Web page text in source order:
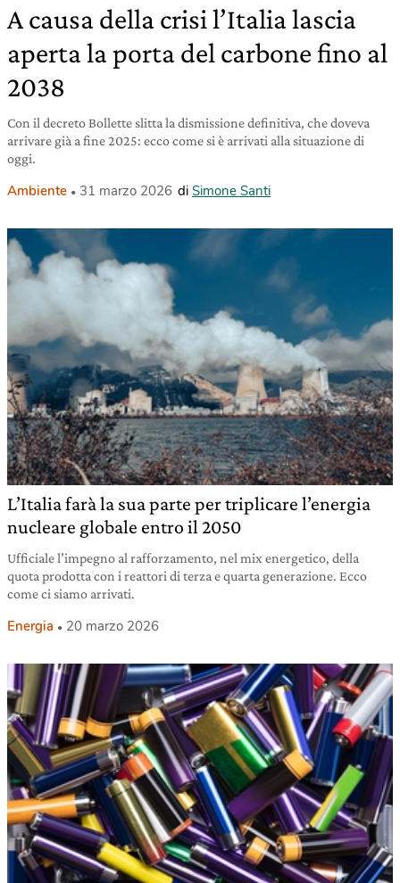
A causa della crisi l’Italia lascia
aperta la porta del carbone fino al
2038
Con il decreto Bollette slitta la dismissione definitiva, che doveva
arrivare già a fine 2025: ecco come si è arrivati alla situazione di
oggi.
Ambiente 31 marzo 2026 di Simone Santi
L’Italia farà la sua parte per triplicare l’energia
nucleare globale entro il 2050
Ufficiale l’impegno al rafforzamento, nel mix energetico, della
quota prodotta con i reattori di terza e quarta generazione. Ecco
come ci siamo arrivati.
Energia 20 marzo 2026